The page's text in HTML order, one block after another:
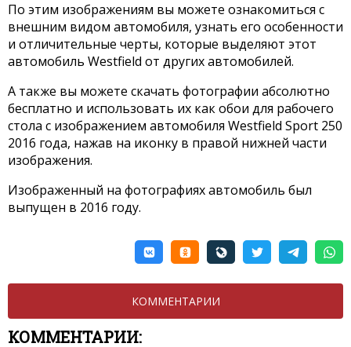
По этим изображениям вы можете ознакомиться с
внешним видом автомобиля, узнать его особенности
и отличительные черты, которые выделяют этот
автомобиль Westfield от других автомобилей.
А также вы можете скачать фотографии абсолютно
бесплатно и использовать их как обои для рабочего
стола с изображением автомобиля Westfield Sport 250
2016 года, нажав на иконку в правой нижней части
изображения.
Изображенный на фотографиях автомобиль был
выпущен в 2016 году.
КОММЕНТАРИИ
КОММЕНТАРИИ: